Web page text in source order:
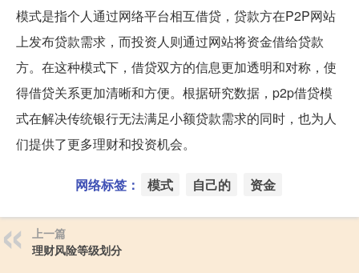
模式是指个人通过网络平台相互借贷，贷款方在P2P网站
上发布贷款需求，而投资人则通过网站将资金借给贷款
方。在这种模式下，借贷双方的信息更加透明和对称，使
得借贷关系更加清晰和方便。根据研究数据，p2p借贷模
式在解决传统银行无法满足小额贷款需求的同时，也为人
们提供了更多理财和投资机会。
网络标签： 模式 自己的 资金
上一篇
理财风险等级划分